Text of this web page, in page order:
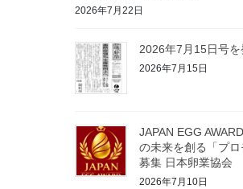
2026年7月22日
2026年7月15日号を
2026年7月15日
JAPAN EGG
の未来を創る「プロ
募集 日本卵業協会
2026年7月10日